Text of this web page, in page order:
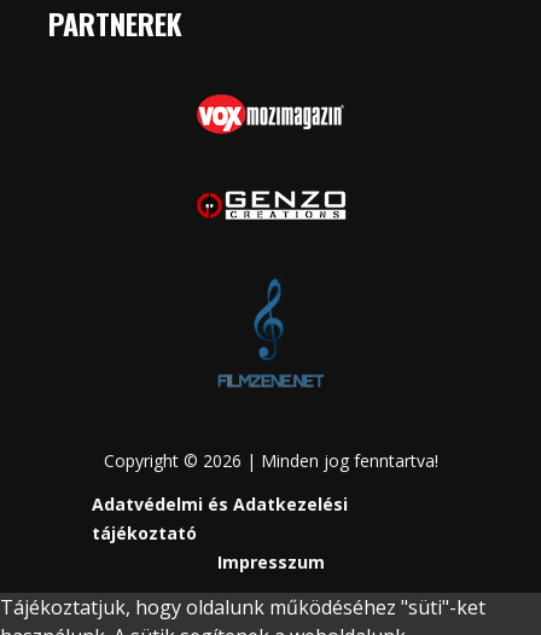
PARTNEREK
Copyright © 2026 | Minden jog fenntartva!
Adatvédelmi és Adatkezelési
tájékoztató
Impresszum
Tájékoztatjuk, hogy oldalunk működéséhez "süti"-ket